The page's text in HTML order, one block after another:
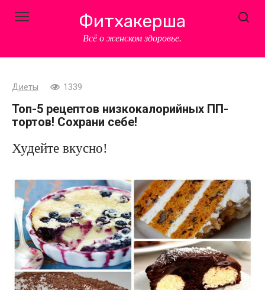
Фитхакерша
Всё о женском здоровье.
Диеты 1339
Топ-5 рецептов низкокалорийных ПП-
тортов! Сохрани себе!
Худейте вкусно!